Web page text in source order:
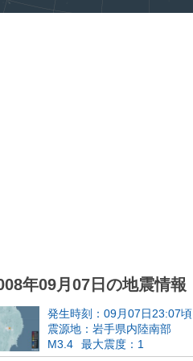
年09月07日の地震情報
発生時刻：09月07日23:07頃
震源地：岩手県内陸南部
M3.4
最大震度：1